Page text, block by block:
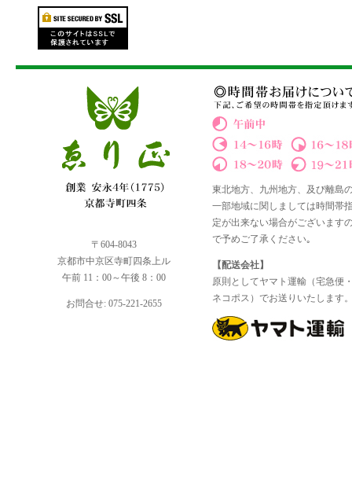
〒604-8043
京都市中京区寺町四条上ル
午前 11：00～午後 8：00
お問合せ: 075-221-2655
東北地方、九州地方、及び離島
一部地域に関しましては時間帯
定が出来ない場合がございます
で予めご了承ください｡
【配送会社】
原則としてヤマト運輸（宅急便
ネコポス）でお送りいたします